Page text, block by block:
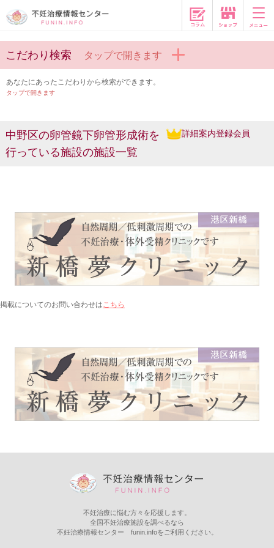
コラム
こだわり検索 タップで開きます
あなたにあったこだわりから検索ができます。
タップで開きます
中野区の卵管鏡下卵管形成術を
行っている施設の施設一覧
詳細案内登録会員
掲載についてのお問い合わせはこちら
不妊治療に悩む方々を応援します。
全国不妊治療施設を調べるなら
不妊治療情報センター funin.infoをご利用ください。